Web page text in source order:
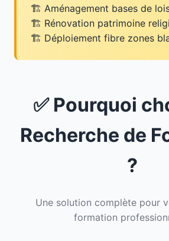
Aménagement bases de
Rénovation patrimoine
Déploiement fibre zones
✅ Pourquoi
Recherche de
?
Une solution complète pour
formation